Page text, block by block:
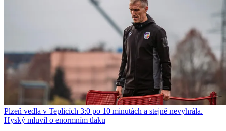
Plzeň vedla v Teplicích 3:0 po 10 minutách a stejně nevyhrála.
Hyský mluvil o enormním tlaku